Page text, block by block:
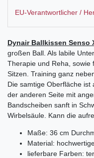
EU-Verantwortlicher /
Dynair Ballkissen Senso
großen Ball. Als labile
Therapie und Reha, sowie
Sitzen. Training ganz
Die samtige Oberfläche
der anderen Seite mit
Bandscheiben sanft in
Wirbelsäule. Kann die
Maße: 36 cm
Material:
lieferbare Farben: